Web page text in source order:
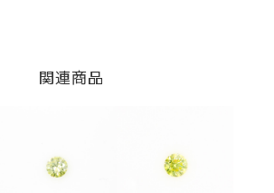
関連商品